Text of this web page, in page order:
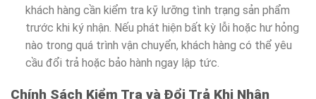
khách hàng cần kiểm tra kỹ lưỡng tình trạng sản phẩm
trước khi ký nhận. Nếu phát hiện bất kỳ lỗi hoặc hư hỏng
nào trong quá trình vận chuyển, khách hàng có thể yêu
cầu đổi trả hoặc bảo hành ngay lập tức.
Chính Sách Kiểm Tra và Đổi Trả Khi Nhận